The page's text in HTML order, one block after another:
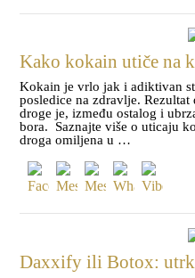
Kako kokain utiče na
Kokain je vrlo jak i adiktivan
posledice na zdravlje.
droge je, između ostalog i
bora. Saznajte više o uticaju
droga omiljena u …
Daxxify ili Botox: